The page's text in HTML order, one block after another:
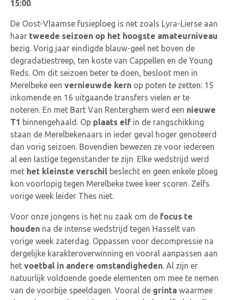
15:00.
De Oost-Vlaamse fusieploeg is net zoals Lyra-Lierse aan
haar tweede seizoen op het hoogste amateurniveau
bezig. Vorig jaar eindigde blauw-geel net boven de
degradatiestreep, ten koste van Cappellen en de Young
Reds. Om dit seizoen beter te doen, besloot men in
Merelbeke een vernieuwde kern op poten te zetten: 15
inkomende en 16 uitgaande transfers vielen er te
noteren. En met Bart Van Renterghem werd een nieuwe
T1 binnengehaald. Op plaats elf in de rangschikking
staan de Merelbekenaars in ieder geval hoger genoteerd
dan vorig seizoen. Bovendien bewezen ze voor iedereen
al een lastige tegenstander te zijn. Elke wedstrijd werd
met het kleinste verschil beslecht en geen enkele ploeg
kon voorlopig tegen Merelbeke twee keer scoren. Zelfs
vorige week leider Thes niet.
Voor onze jongens is het nu zaak om de focus te
houden na de intense wedstrijd tegen Hasselt van
vorige week zaterdag. Oppassen voor decompressie na
dergelijke karakteroverwinning en vooral aanpassen aan
het voetbal in andere omstandigheden. Al zijn er
natuurlijk voldoende goede elementen om mee te nemen
van de voorbije speeldagen. Vooral de grinta waarmee